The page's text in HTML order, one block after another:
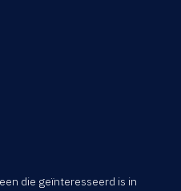
die geïnteresseerd is in